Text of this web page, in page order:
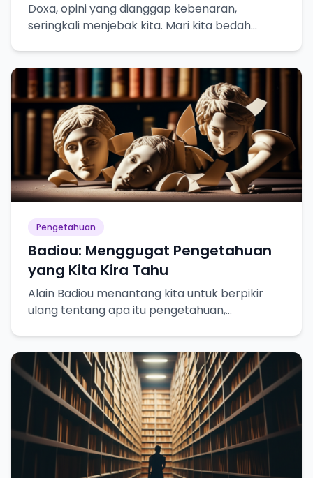
Doxa, opini yang dianggap kebenaran,
seringkali menjebak kita. Mari kita bedah
Pengetahuan
Badiou: Menggugat Pengetahuan
yang Kita Kira Tahu
Alain Badiou menantang kita untuk berpikir
ulang tentang apa itu pengetahuan,